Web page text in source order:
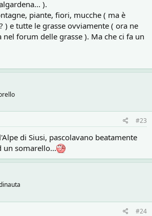
).
piante, fiori, mucche ( ma è
) e tutte le grasse ovviamente ( ora ne
forum delle grasse ). Ma che ci fa un
#23
di Siusi, pascolavano beatamente
un somarello...
#24